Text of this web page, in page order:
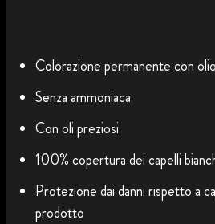
Colorazione permanente con olio
Senza ammoniaca
Con oli preziosi
100% copertura dei capelli
Protezione dai danni rispetto a
prodotto